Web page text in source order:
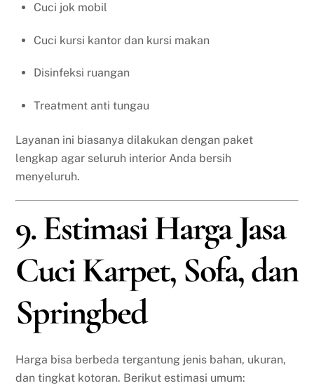
Cuci jok mobil
Cuci kursi kantor dan kursi makan
Disinfeksi ruangan
Treatment anti tungau
Layanan ini biasanya dilakukan dengan paket
lengkap agar seluruh interior Anda bersih
menyeluruh.
9. Estimasi Harga Jasa
Cuci Karpet, Sofa, dan
Springbed
Harga bisa berbeda tergantung jenis bahan, ukuran,
dan tingkat kotoran. Berikut estimasi umum: